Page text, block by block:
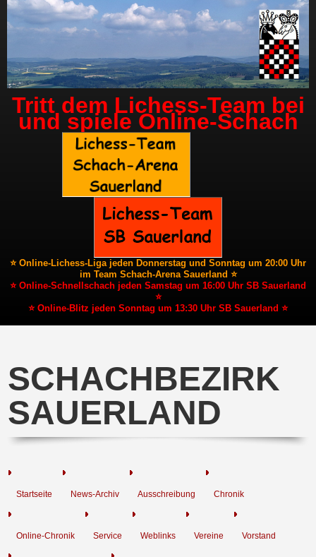
Tritt dem Lichess-Team bei
und spiele Online-Schach
⭐ Online-Lichess-Liga jeden Donnerstag und Sonntag um 20:00 Uhr
im Team Schach-Arena Sauerland ⭐
⭐ Online-Schnellschach jeden Samstag um 16:00 Uhr SB Sauerland
⭐
⭐ Online-Blitz jeden Sonntag um 13:30 Uhr SB Sauerland ⭐
SCHACHBEZIRK
SAUERLAND
Startseite News-Archiv Ausschreibung Chronik
Online-Chronik Service Weblinks Vereine Vorstand